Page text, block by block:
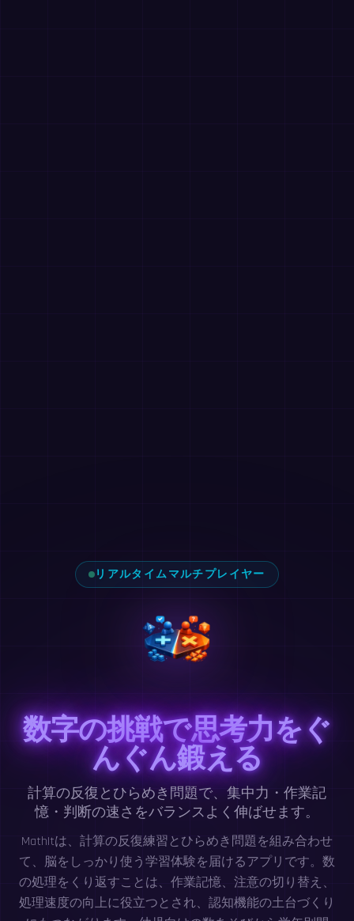
リアルタイムマルチプレイヤー
数字の挑戦で思考力をぐ
んぐん鍛える
計算の反復とひらめき問題で、集中力・作業記
憶・判断の速さをバランスよく伸ばせます。
MathItは、計算の反復練習とひらめき問題を組み合わせ
て、脳をしっかり使う学習体験を届けるアプリです。数
の処理をくり返すことは、作業記憶、注意の切り替え、
処理速度の向上に役立つとされ、認知機能の土台づくり